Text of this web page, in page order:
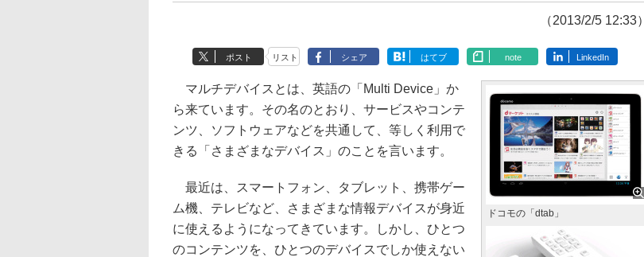
（2013/2/5 12:33）
ポスト リスト シェア はてブ note LinkedIn
ドコモの「dtab」
マルチデバイスとは、英語の「Multi Device」か
ら来ています。その名のとおり、サービスやコンテ
ンツ、ソフトウェアなどを共通して、等しく利用で
きる「さまざまなデバイス」のことを言います。
最近は、スマートフォン、タブレット、携帯ゲー
ム機、テレビなど、さまざまな情報デバイスが身近
に使えるようになってきています。しかし、ひとつ
のコンテンツを、ひとつのデバイスでしか使えない